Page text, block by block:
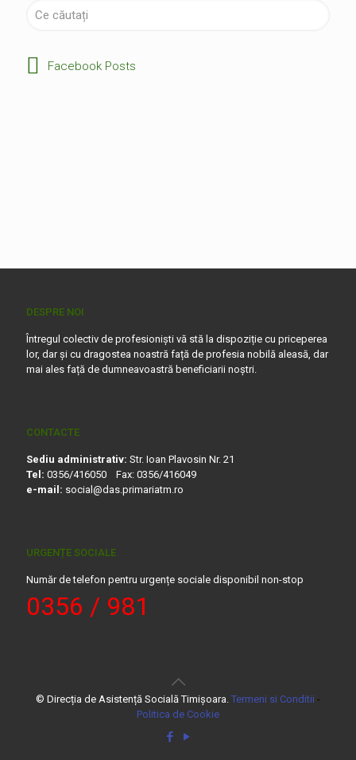
Facebook Posts
DESPRE NOI
Întregul colectiv de profesioniști vă stă la dispoziție cu priceperea
lor, dar și cu dragostea noastră față de profesia nobilă aleasă, dar
mai ales față de dumneavoastră beneficiarii noștri.
CONTACTE
Sediu administrativ: Str. Ioan Plavosin Nr. 21
Tel: 0356/416050 Fax: 0356/416049
e-mail: social@das.primariatm.ro
URGENȚE SOCIALE
Număr de telefon pentru urgențe sociale disponibil non-stop
0356 / 981
© Direcția de Asistență Socială Timișoara. Termeni si Conditii -
Politica de Cookie